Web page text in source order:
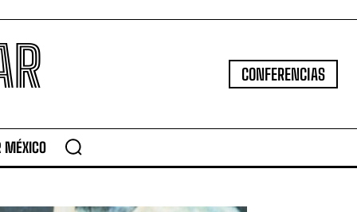
CONFERENCIAS
MÉXICO